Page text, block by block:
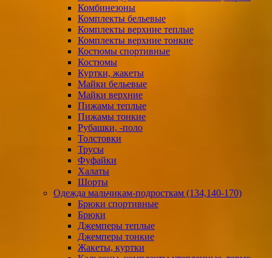
Комбинезоны
Комплекты бельевые
Комплекты верхние теплые
Комплекты верхние тонкие
Костюмы спортивные
Костюмы
Куртки, жакеты
Майки бельевые
Майки верхние
Пижамы теплые
Пижамы тонкие
Рубашки, -поло
Толстовки
Трусы
Фуфайки
Халаты
Шорты
Одежда мальчикам-подросткам (134,140-170)
Брюки спортивные
Брюки
Джемперы теплые
Джемперы тонкие
Жакеты, куртки